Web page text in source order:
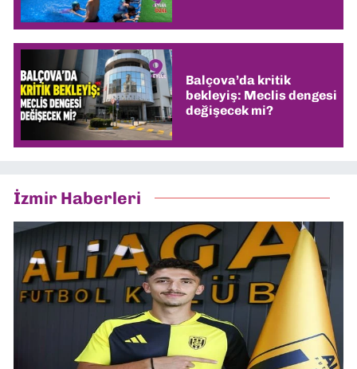
Balçova’da kritik
bekleyiş: Meclis dengesi
değişecek mi?
İzmir Haberleri